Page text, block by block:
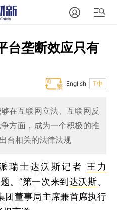
台垄断效应只有
T中
English
在互联网立法、互联网反
方面，成为一个积极的推
台相关的法律法规
瑞士达沃斯记者 王力
。”第一次来到 达沃斯、
团董事局主席兼首席执行